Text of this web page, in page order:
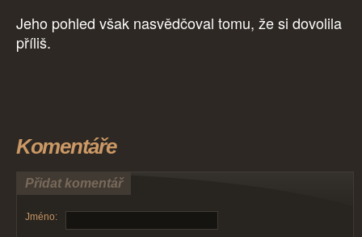
Jeho pohled však nasvědčoval tomu, že si dovolila
příliš.
Komentáře
Přidat komentář
Jméno: